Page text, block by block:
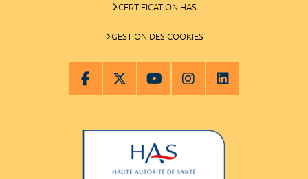
CERTIFICATION HAS
GESTION DES COOKIES